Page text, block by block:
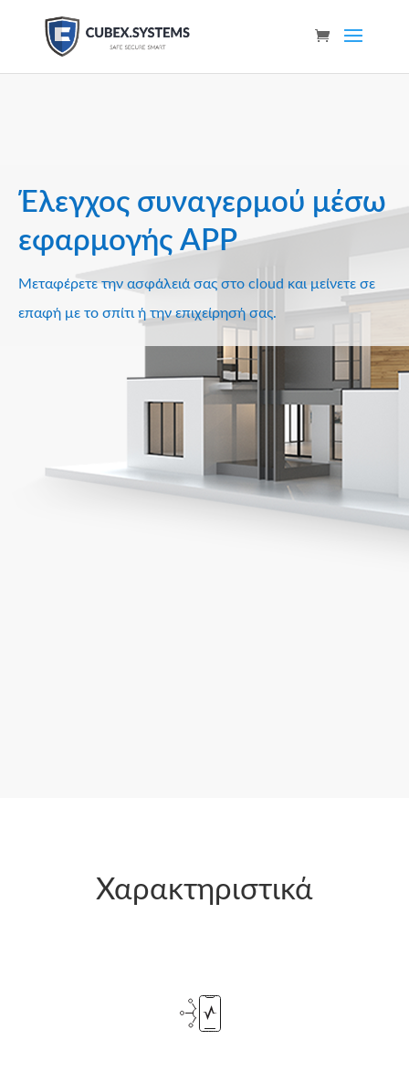
Έλεγχος συναγερμού μέσω
εφαρμογής APP
Μεταφέρετε την ασφάλειά σας στο cloud και μείνετε σε
επαφή με το σπίτι ή την επιχείρησή σας.
Χαρακτηριστικά